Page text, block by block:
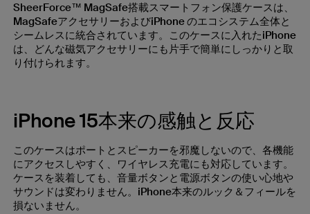
SheerForce™ MagSafe搭載スマートフォン保護ケースは、
MagSafeアクセサリーおよびiPhone のエコシステム全体と
シームレスに統合されています。このケースに入れたiPhone
は、どんな磁気アクセサリーにも片手で簡単にしっかりと取
り付けられます。
iPhone 15本来の感触と反応
このケースはポートとスピーカーを邪魔しないので、各機能
にアクセスしやすく、ワイヤレス充電にも対応しています。
ケースを装着しても、音量ボタンと電源ボタンの使い心地や
サウンドは変わりません。iPhone本来のルック＆フィールを
損ないません。